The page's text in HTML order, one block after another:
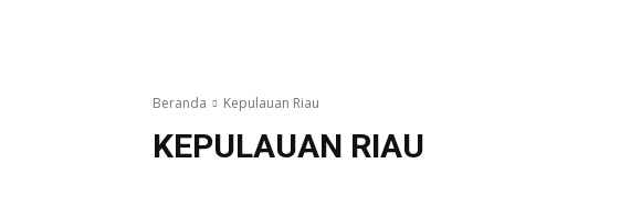
Beranda Kepulauan Riau
KEPULAUAN RIAU